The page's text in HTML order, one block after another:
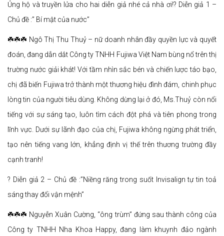
Ủng hộ và truyền lửa cho hai diễn giả nhé cả nhà ơi!? Diễn giả 1 –
Chủ đề :” Bí mật của nước”
☘️☘️☘️ Ngô Thị Thu Thuỷ – nữ doanh nhân đầy quyền lực và quyết
đoán, đang dẫn dắt Công ty TNHH Fujiwa Việt Nam bùng nổ trên thị
trường nước giải khát! Với tầm nhìn sắc bén và chiến lược táo bạo,
chị đã biến Fujiwa trở thành một thương hiệu đình đám, chinh phục
lòng tin của người tiêu dùng. Không dừng lại ở đó, Ms.Thuỷ còn nổi
tiếng với sự sáng tạo, luôn tìm cách đột phá và tiên phong trong
lĩnh vực. Dưới sự lãnh đạo của chị, Fujiwa không ngừng phát triển,
tạo nên tiếng vang lớn, khẳng định vị thế trên thương trường đầy
cạnh tranh!
? Diễn giả 2 – Chủ đề :”Niềng răng trong suốt Invisalign tự tin toả
sáng thay đổi vận mệnh”
☘️☘️☘️ Nguyễn Xuân Cường, “ông trùm” đứng sau thành công của
Công ty TNHH Nha Khoa Happy, đang làm khuynh đảo ngành